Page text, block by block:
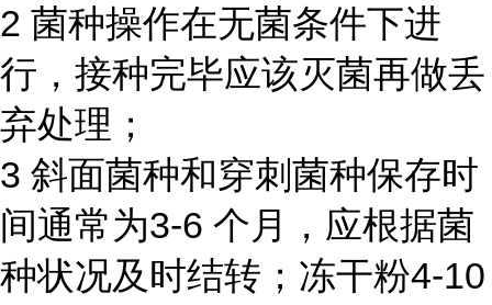
2 菌种操作在无菌条件下进
行，接种完毕应该灭菌再做丢
弃处理；
3 斜面菌种和穿刺菌种保存时
间通常为3-6 个月，应根据菌
种状况及时结转；冻干粉4-10